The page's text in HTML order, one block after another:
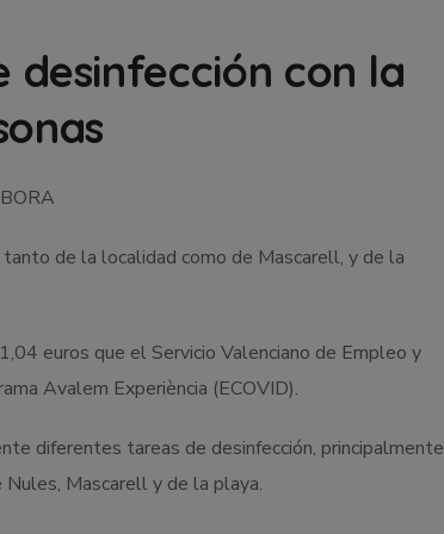
desinfección con la
de la localidad como de Mascarell, y de la
euros que el Servicio Valenciano de Empleo y
Avalem Experiència (ECOVID).
diferentes tareas de desinfección, principalmente
Nules, Mascarell y de la playa.